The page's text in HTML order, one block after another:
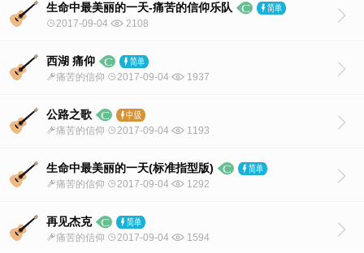
生命中最美丽的一天-痛苦的信仰乐队
2017-09-04 2108
西湖 痛仰
痛苦的信仰 2017-09-04 1937
公路之歌
痛苦的信仰 2017-09-04 1193
生命中最美丽的一天(标准指型版)
痛苦的信仰 2017-09-04 1292
再见杰克
痛苦的信仰 2017-09-04 1594